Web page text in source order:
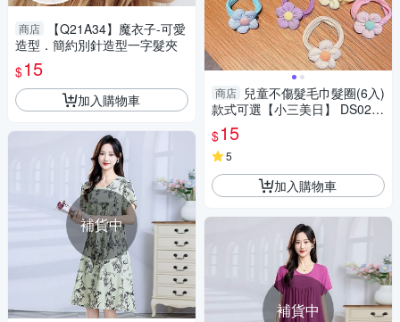
商店
【Q21A34】魔衣子-可愛
造型．簡約別針造型一字髮夾
$15
加入購物車
補貨中
商店 兒童不傷髮毛巾髮圈(6入)
款式可選【小三美日】 DS023
785 小朋友 綁頭髮 馬尾
$15
5
加入購物車
補貨中